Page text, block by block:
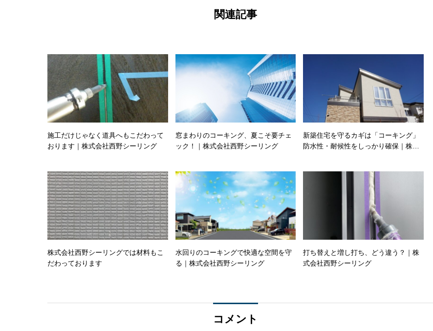
関連記事
施工だけじゃなく道具へもこだわって
おります｜株式会社西野シーリング
窓まわりのコーキング、夏こそ要チェ
ック！｜株式会社西野シーリング
新築住宅を守るカギは「コーキング」
防水性・耐候性をしっかり確保｜株式
株式会社西野シーリングでは材料もこ
だわっております
水回りのコーキングで快適な空間を守
る｜株式会社西野シーリング
打ち替えと増し打ち、どう違う？｜株
式会社西野シーリング
コメント